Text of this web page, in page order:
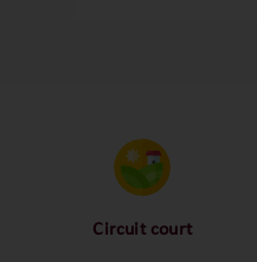
Circuit court